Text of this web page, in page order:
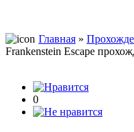
Главная »
Frankenstein Escape
0